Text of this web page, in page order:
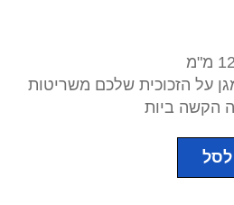
על הזכוכית שלכם משריטות
הקשה ביות